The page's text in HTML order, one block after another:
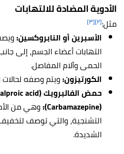
الأدوية المضادة للالتهابات
مثل:[٢] [٣]
الأسبرين أو النابروكسين:
التهابات أعضاء الجسم، إلى
الحمى وآلام المفاصل.
الكورتيزون:ويتم وصفه لحالات
(Carbamazepine):
وهي من
التشنجية، والتي توصف لتخفيف
الشديدة.